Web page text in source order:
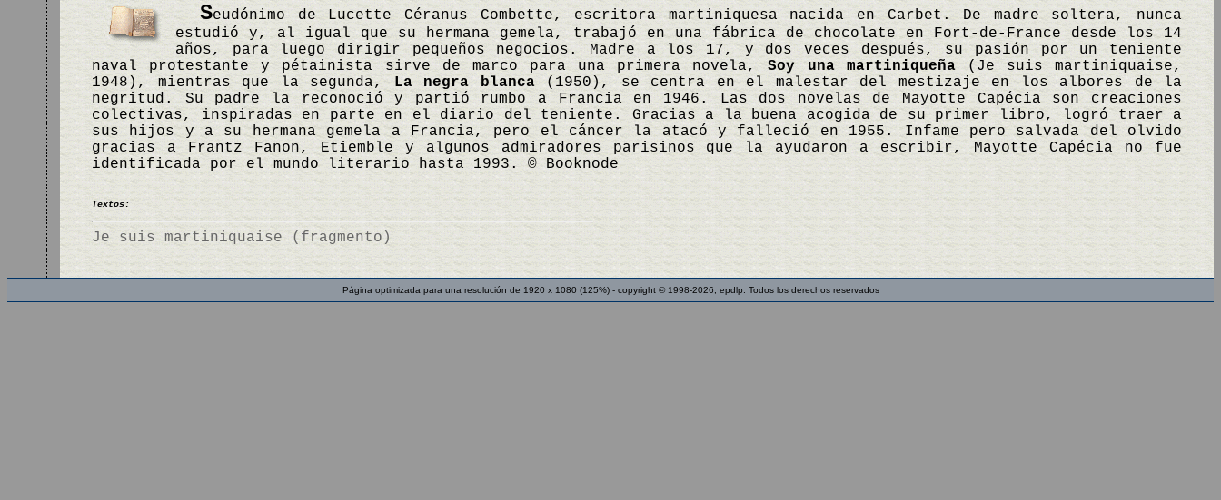
Seudónimo de Lucette Céranus Combette, escritora martiniquesa nacida en Carbet. De madre soltera, nunca
estudió y, al igual que su hermana gemela, trabajó en una fábrica de chocolate en Fort-de-France desde los 14
años, para luego dirigir pequeños negocios. Madre a los 17, y dos veces después, su pasión por un teniente
naval protestante y pétainista sirve de marco para una primera novela,Soy una martiniqueña(Je suis martiniquaise,
1948), mientras que la segunda, La negra blanca(1950), se centra en el malestar del mestizaje en los albores de la
negritud. Su padre la reconoció y partió rumbo a Francia en 1946. Las dos novelas de Mayotte Capécia son creaciones
colectivas, inspiradas en parte en el diario del teniente. Gracias a la buena acogida de su primer libro, logró traer a
sus hijos y a su hermana gemela a Francia, pero el cáncer la atacó y falleció en 1955. Infame pero salvada del olvido
gracias a Frantz Fanon, Etiemble y algunos admiradores parisinos que la ayudaron a escribir, Mayotte Capécia no fue
identificada por el mundo literario hasta 1993. © Booknode
Textos:
Je suis martiniquaise (fragmento)
Página optimizada para una resolución de 1920 x 1080 (125%) - copyright © 1998-2026, epdlp. Todos los derechos reservados